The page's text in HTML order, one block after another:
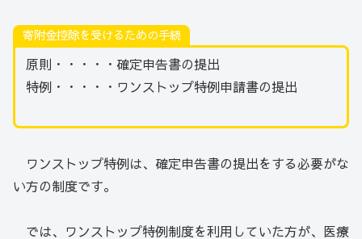
寄附金控除を受けるための手続
原則・・・・・確定申告書の提出
特例・・・・・ワンストップ特例申請書の提出
ワンストップ特例は、確定申告書の提出をする必要がな
い方の制度です。
では、ワンストップ特例制度を利用していた方が、医療